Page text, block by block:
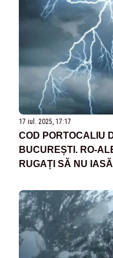
17 iul. 2025, 17:17
COD PORTOCALIU
BUCUREȘTI. RO-
RUGAȚI SĂ NU